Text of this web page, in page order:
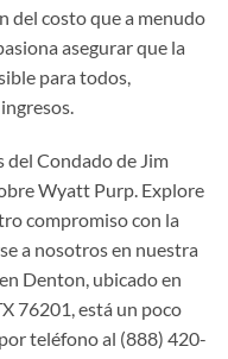
del costo que a menudo
asegurar que la
para todos,
del Condado de Jim
Wyatt Purp. Explore
compromiso con la
a nosotros en nuestra
Denton, ubicado en
76201, está un poco
teléfono al (888) 420-